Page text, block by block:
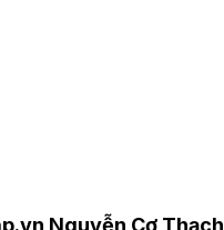
Nguyễn Cơ Thạch